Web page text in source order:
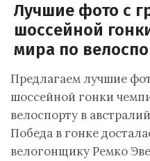
Лучшие фото с
шоссейной
мира по
Предлагаем лучшие
шоссейной гонки
велоспорту в
Победа в гонке
велогонщику Ремко